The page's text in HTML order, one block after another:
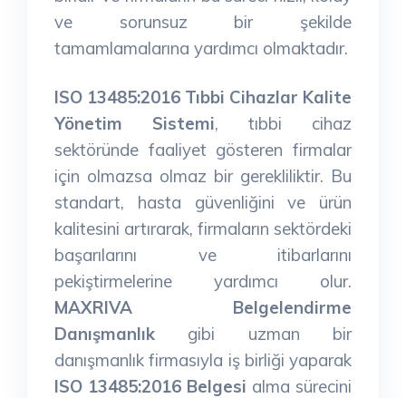
ve sorunsuz bir şekilde
tamamlamalarına yardımcı olmaktadır.
ISO 13485:2016 Tıbbi Cihazlar Kalite
Yönetim Sistemi, tıbbi cihaz
sektöründe faaliyet gösteren firmalar
için olmazsa olmaz bir gerekliliktir. Bu
standart, hasta güvenliğini ve ürün
kalitesini artırarak, firmaların sektördeki
başarılarını ve itibarlarını
pekiştirmelerine yardımcı olur.
MAXRIVA Belgelendirme
Danışmanlık gibi uzman bir
danışmanlık firmasıyla iş birliği yaparak
ISO 13485:2016 Belgesi alma sürecini